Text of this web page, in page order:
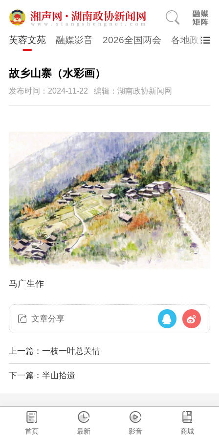
芙蓉文苑 融媒影音 2026全国两会 各地政协
故乡山寨（水彩画）
发布时间：2024-11-22 编辑：湖南政协新闻网
马广生作
文章分享
上一篇：一枝一叶总关情
下一篇：半山拾遗
首页 最新 影音 商城